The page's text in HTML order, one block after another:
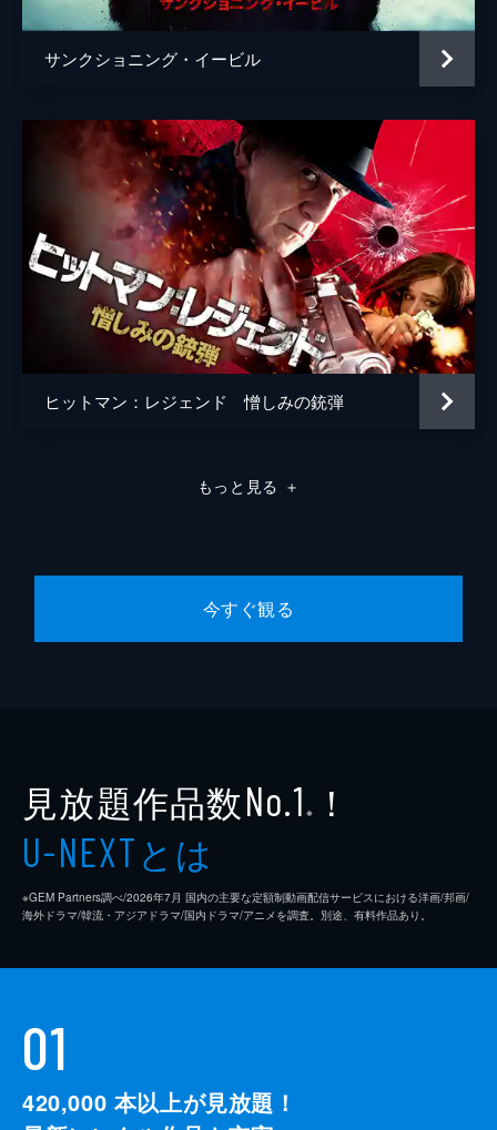
サンクショニング・イービル
ヒットマン：レジェンド 憎しみの銃弾
もっと見る ＋
今すぐ観る
見放題作品数No.1 ※ ！
U-NEXTとは
※GEM Partners調べ/2026年7⽉ 国内の主要な定額制動画配信サービスにおける洋画/邦画/
海外ドラマ/韓流・アジアドラマ/国内ドラマ/アニメを調査。別途、有料作品あり。
01
420,000 本以上が見放題！